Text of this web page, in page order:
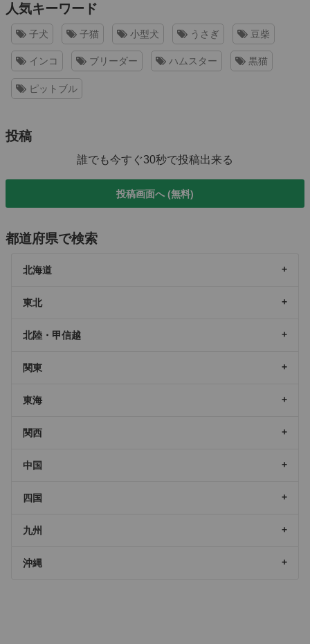
人気キーワード
子犬 子猫 小型犬 うさぎ 豆柴
インコ ブリーダー ハムスター 黒猫
ピットブル
投稿
誰でも今すぐ30秒で投稿出来る
投稿画面へ (無料)
都道府県で検索
北海道
東北
北陸・甲信越
関東
東海
関西
中国
四国
九州
沖縄